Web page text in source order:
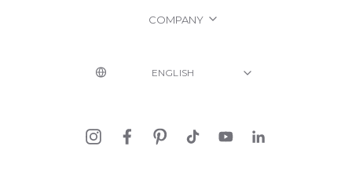
COMPANY